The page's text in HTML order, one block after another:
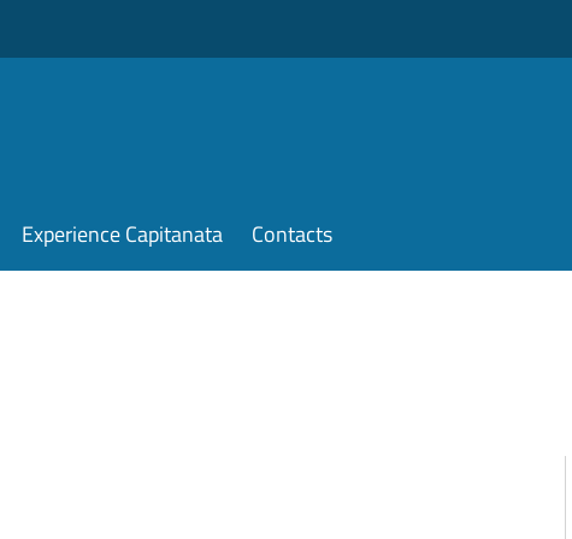
Experience Capitanata Contacts